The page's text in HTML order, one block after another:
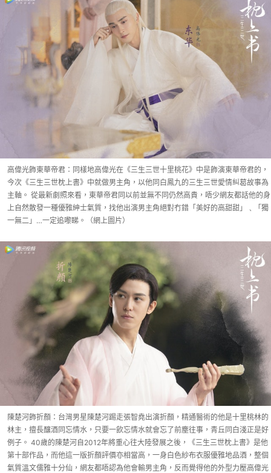
高偉光飾東華帝君：同樣地高偉光在《三生三世十里桃花》中是飾演東華帝君的，
今次《三生三世枕上書》中就做男主角，以他同白鳳九的三生三世愛情糾葛故事為
主軸。 從最新劇照來看，東華帝君同以前並無不同仍然高貴，唔少網友都話他的身
上自然散發一種優雅紳士氣質，找他出演男主角絕對冇錯「美好的高甜甜」﹑「獨
一無二」…一定追嚟睇。（網上圖片）
陳楚河飾折顏：台灣男星陳楚河踢走張智堯出演折顏，精通醫術的他是十里桃林的
林主，擅長釀酒同忘情水，只要一飲忘情水就會忘了前塵往事，青丘同白淺正是好
例子。 40歲的陳楚河自2012年將重心往大陸發展之後，《三生三世枕上書》是他
第十部作品，而他這一版折顏評價亦相當高，一身白色紗布衣服優雅地品酒，整個
氣質溫文儒雅十分仙，網友都唔認為他會輸男主角，反而覺得他的外型力壓高偉光